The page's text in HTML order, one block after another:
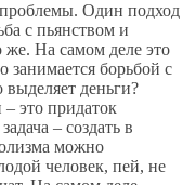
проблемы. Один подход
с пьянством и
же. На самом деле это
занимается борьбой с
выделяет деньги?
это придаток
– создать в
можно
человек, пей, не